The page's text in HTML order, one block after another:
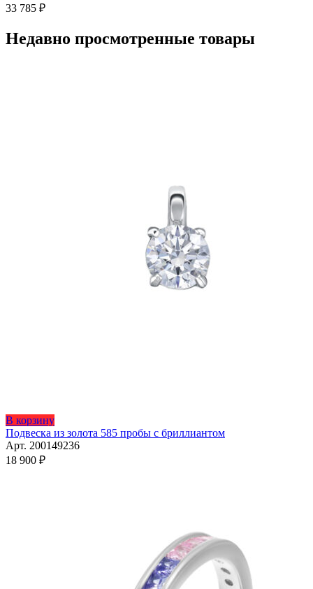
33 785 ₽
Недавно просмотренные товары
В корзинуЭтот
товар
имеет
Подвеска из золота 585 пробы с бриллиантом
Арт. 200149236
18 900 ₽